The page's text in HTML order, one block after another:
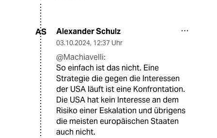
AS Alexander Schulz
03.10.2024, 12:37 Uhr
@Machiavelli:
So einfach ist das nicht. Eine
Strategie die gegen die Interessen
der USA läuft ist eine Konfrontation.
Die USA hat kein Interesse an dem
Risiko einer Eskalation und übrigens
die meisten europäischen Staaten
auch nicht.